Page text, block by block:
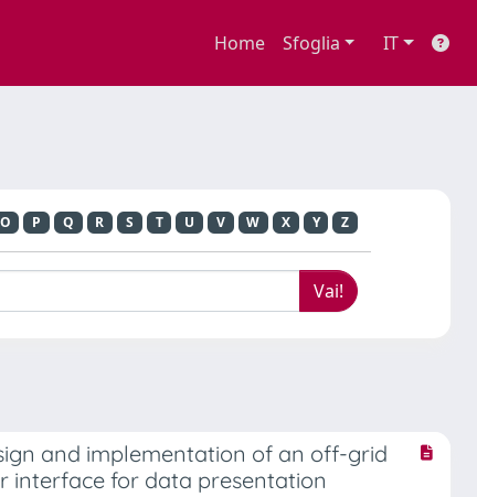
Home Sfoglia IT
O P Q R S T U V W X Y Z
and implementation of an off-grid
interface for data presentation